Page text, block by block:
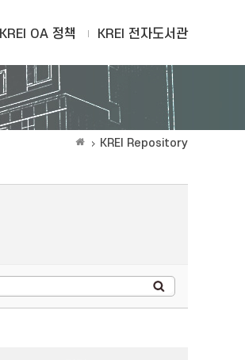
KREI OA 정책 KREI 전자도서관
KREI Repository